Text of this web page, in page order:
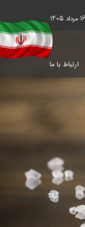
ارتباط با ما